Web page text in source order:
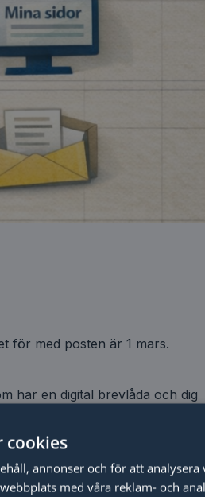
för med posten är 1 mars.
har en digital brevlåda och dig
Inkomstdeklaration 1 från 17
cookies
annonser och för att analysera
med våra reklam- och
du
offertförfrågan!